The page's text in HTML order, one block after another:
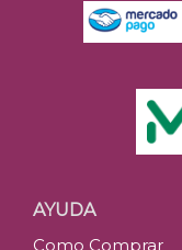
AYUDA
Como Comprar